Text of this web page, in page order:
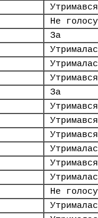
Утримався
Не
За
Утримався
За
Утримався
Утримався
Утримався
Утримався
Не